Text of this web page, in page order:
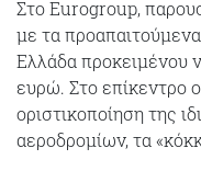
Στο Eurogroup,
με τα
Ελλάδα προκειμένου
ευρώ. Στο επίκεντρο
οριστικοποίηση της
αεροδρομίων, τα